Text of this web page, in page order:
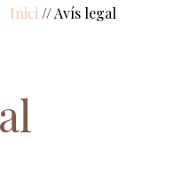
Inici // Avís legal